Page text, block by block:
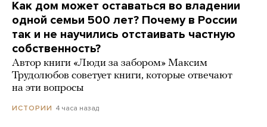
Как дом может оставаться во владении
одной семьи 500 лет? Почему в России
так и не научились отстаивать частную
собственность?
Автор книги «Люди за забором» Максим
Трудолюбов советует книги, которые отвечают
на эти вопросы
ИСТОРИИ 4 часа назад